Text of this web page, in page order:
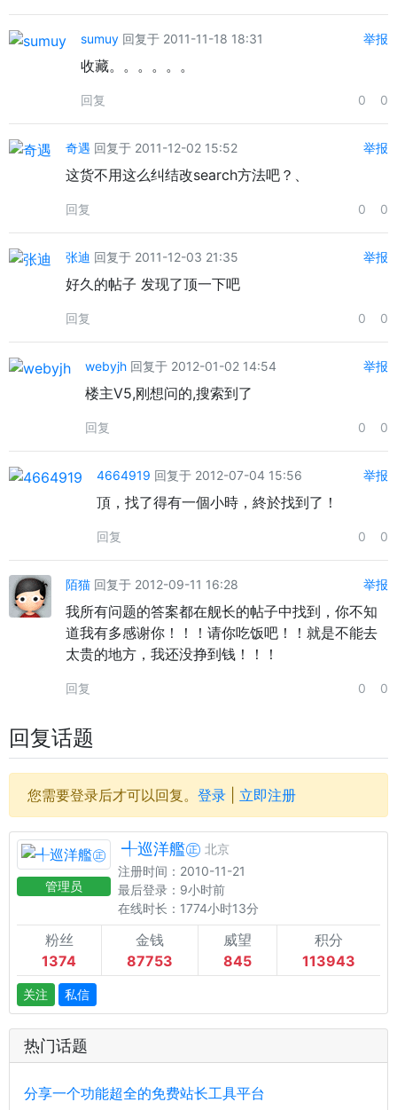
sumuy 回复于 2011-11-18 18:31 举报
收藏。。。。。。
回复 0 0
奇遇 回复于 2011-12-02 15:52 举报
这货不用这么纠结改search方法吧？、
回复 0 0
张迪 回复于 2011-12-03 21:35 举报
好久的帖子 发现了顶一下吧
回复 0 0
webyjh 回复于 2012-01-02 14:54 举报
楼主V5,刚想问的,搜索到了
回复 0 0
4664919 回复于 2012-07-04 15:56 举报
頂，找了得有一個小時，終於找到了！
回复 0 0
陌猫 回复于 2012-09-11 16:28 举报
我所有问题的答案都在舰长的帖子中找到，你不知
道我有多感谢你！！！请你吃饭吧！！就是不能去
太贵的地方，我还没挣到钱！！！
回复 0 0
回复话题
您需要登录后才可以回复。 登录 立即注册
管理员
╃巡洋艦㊣ 北京
注册时间：2010-11-21
最后登录：9小时前
在线时长：1774小时13分
粉丝
1374
金钱
87753
威望
845
积分
113943
关注 私信
热门话题
分享一个功能超全的免费站长工具平台